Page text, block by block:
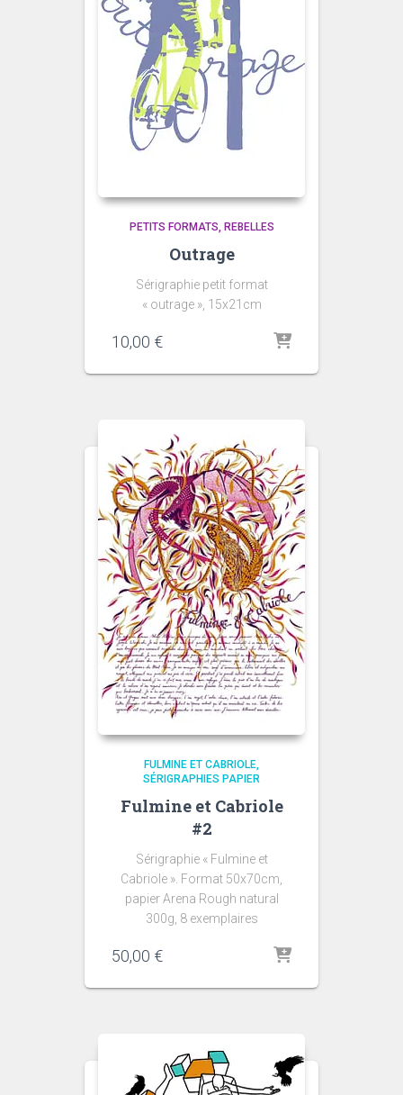
PETITS FORMATS REBELLES
Outrage
Sérigraphie petit format
« outrage », 15x21cm
10,00 €
FULMINE ET CABRIOLE
SÉRIGRAPHIES PAPIER
Fulmine et Cabriole
#2
Sérigraphie « Fulmine et
Cabriole ». Format 50x70cm,
papier Arena Rough natural
300g, 8 exemplaires
50,00 €